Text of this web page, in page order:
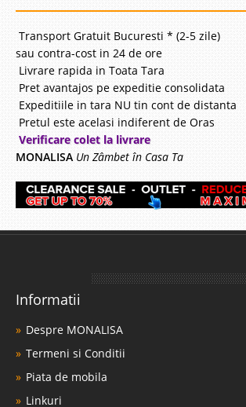
Transport Gratuit Bucuresti * (2-5 zile)
sau contra-cost in 24 de ore
Livrare rapida in Toata Tara
Pret avantajos pe expeditie consolidata
Expeditiile in tara NU tin cont de distanta
Pretul este acelasi indiferent de Oras
Verificare colet la livrare
MONALISA Un Zâmbet în Casa Ta
Informatii
Despre MONALISA
Termeni si Conditii
Piata de mobila
Linkuri